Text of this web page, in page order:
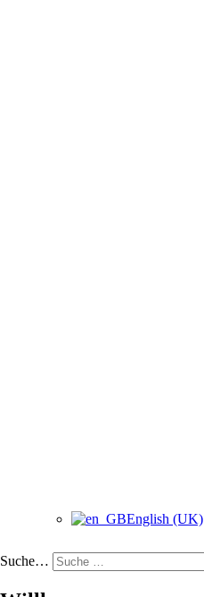
English (UK)
Suche…